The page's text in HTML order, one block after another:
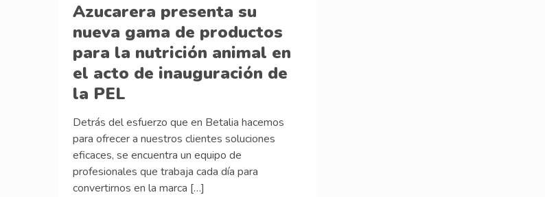
Azucarera presenta su
nueva gama de productos
para la nutrición animal en
el acto de inauguración de
la PEL
Detrás del esfuerzo que en Betalia hacemos
para ofrecer a nuestros clientes soluciones
eficaces, se encuentra un equipo de
profesionales que trabaja cada día para
convertirnos en la marca […]